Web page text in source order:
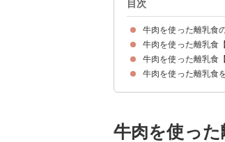
目次
牛肉を使った離乳食
牛肉を使った離乳食
離乳食に使う牛肉の
牛肉を使った離乳食
①初めてでも安心な
②牛小間切れを使った
③牛肉のみぞれ煮
④肉団子の野菜あん
⑤トマトクリームド
⑥簡単な下ごしらえで
⑦牛トマト
⑧ビビンバ
⑨混ぜて焼くだけ肉
⑩ミートソース
⑪ボルシチ
牛肉を使った離乳食
①牛ひき肉と豆腐の
②牛肉と野菜のあん
③牛肉と根菜の煮物
④ハヤシライス
⑤混ぜて焼くだけひ
⑥アスパラの牛肉巻き
⑦ひき肉とピーマン
⑧ビーフストロガノフ
⑨牛肉とにらのうどん
⑩肉野菜ミックス
⑪肉かぼちゃ
牛肉を使った離乳食
牛肉を使っ